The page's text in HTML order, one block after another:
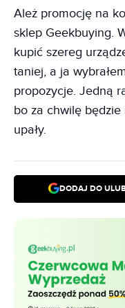
Ależ promocję na
sklep Geekbuying.
kupić szereg
taniej, a ja
propozycje. Jedną
bo za chwilę
upały.
DODAJ DO